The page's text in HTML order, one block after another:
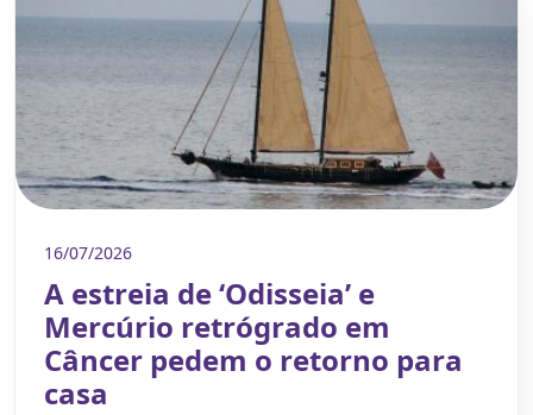
16/07/2026
A estreia de ‘Odisseia’ e
Mercúrio retrógrado em
Câncer pedem o retorno para
casa